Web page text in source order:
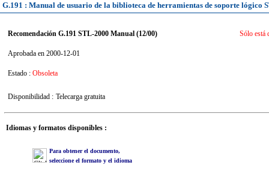
G.191 : Manual de usuario de la biblioteca de herramientas de soporte lógico
Recomendación G.191 STL-2000 Manual (12/00)
Aprobada en 2000-12-01
Estado : Obsoleta
Sólo está
Disponibilidad : Telecarga gratuita
Idiomas y formatos disponibles :
Para obtener el documento,
seleccione el formato y el idioma